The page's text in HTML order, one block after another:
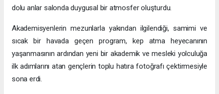
dolu anlar salonda duygusal bir atmosfer oluşturdu.
Akademisyenlerin mezunlarla yakından ilgilendiği, samimi ve
sıcak bir havada geçen program, kep atma heyecanının
yaşanmasının ardından yeni bir akademik ve mesleki yolculuğa
ilk adımlarını atan gençlerin toplu hatıra fotoğrafı çektirmesiyle
sona erdi.